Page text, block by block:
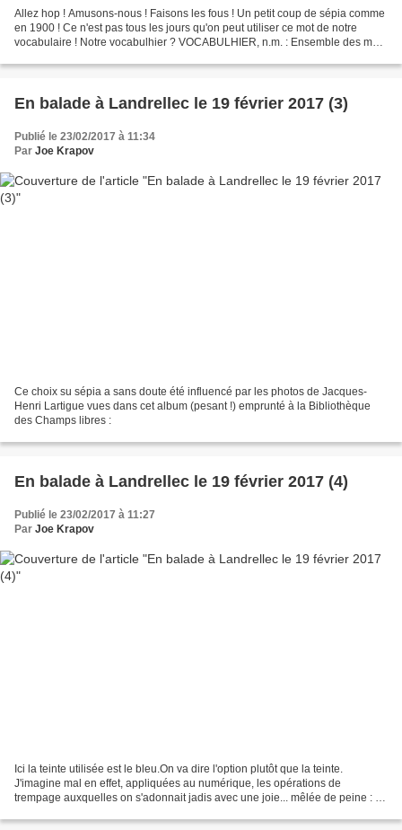
Allez hop ! Amusons-nous ! Faisons les fous ! Un petit coup de sépia comme
en 1900 ! Ce n'est pas tous les jours qu'on peut utiliser ce mot de notre
vocabulaire ! Notre vocabulhier ? VOCABULHIER, n.m. : Ensemble des mots
En balade à Landrellec le 19 février 2017 (3)
Publié le 23/02/2017 à 11:34
Par Joe Krapov
Ce choix su sépia a sans doute été influencé par les photos de Jacques-
Henri Lartigue vues dans cet album (pesant !) emprunté à la Bibliothèque
des Champs libres :
En balade à Landrellec le 19 février 2017 (4)
Publié le 23/02/2017 à 11:27
Par Joe Krapov
Ici la teinte utilisée est le bleu.On va dire l'option plutôt que la teinte.
J'imagine mal en effet, appliquées au numérique, les opérations de
trempage auxquelles on s'adonnait jadis avec une joie... mêlée de peine : le